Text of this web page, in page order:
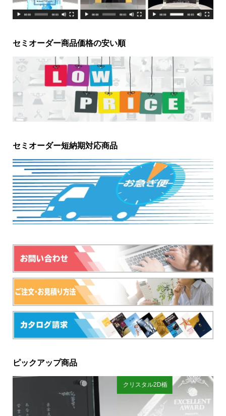
セミオーダー商品価格の安い順
セミオーダー短納期対応商品
ピックアップ商品